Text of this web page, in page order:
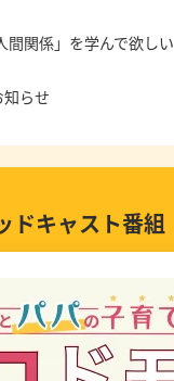
間関係」を学んで欲しい
らせ
ドキャスト番組